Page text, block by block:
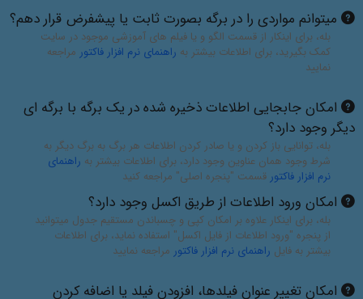
میتوانم مواردی را در برگه بصورت ثابت یا پیشفرض قرار دهم؟
بله، برای اینکار از قسمت الگو و یا فیلم های آموزشی موجود در سایت
کمک بگیرید، برای اطلاعات بیشتر به راهنمای نرم افزار فاکتور مراجعه
نمایید
امکان جابجایی اطلاعات ذخیره شده در یک برگه با برگه ای
دیگر وجود دارد؟
بله، توانایی باز کردن و یا صادر کردن اطلاعات هر برگ به برگ دیگر به
شرط وجود همان عناوین وجود دارد، برای اطلاعات بیشتر به راهنمای
نرم افزار فاکتور قسمت "پنجره اصلی" مراجعه کنید
امکان ورود اطلاعات از طریق اکسل وجود دارد؟
بله، برای اینکار علاوه بر امکان کپی و چسباندن مستقیم جدول میتوانید
از پنجره "ورود اطلاعات از فایل اکسل" استفاده نماید، برای اطلاعات
بیشتر به فایل راهنمای نرم افزار فاکتور مراجعه نمایید
امکان تغییر عنوان فیلدها، افزودن فیلد یا اضافه کردن